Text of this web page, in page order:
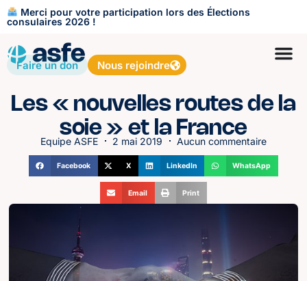
Merci pour votre participation lors des Élections
consulaires 2026 !
Faire un don Nous rejoindre
Les « nouvelles routes de la
soie » et la France
Equipe ASFE 2 mai 2019 Aucun commentaire
Facebook X LinkedIn WhatsApp
Email Print